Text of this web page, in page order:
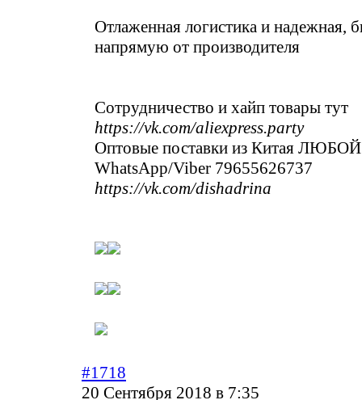
Отлаженная логистика и надежная,
напрямую от производителя
Сотрудничество и хайп товары тут
https://vk.com/aliexpress.party
Оптовые поставки из Китая
WhatsApp/Viber 79655626737
https://vk.com/dishadrina
#1718
20 Сентября 2018 в 7:35